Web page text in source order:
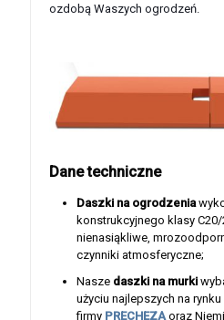
ozdobą Waszych ogrodzeń.
Dane techniczne
Daszki na ogrodzenia
konstrukcyjnego klasy
nienasiąkliwe,
czynniki atmosferyczne;
Nasze daszki na murki
użyciu najlepszych na
firmy PRECHEZA oraz